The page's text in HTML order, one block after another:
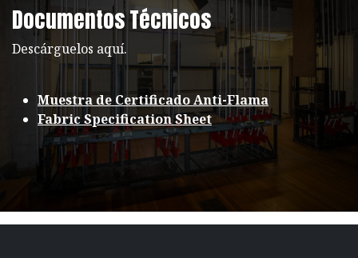
Documentos Técnicos
Descárguelos aquí.
Muestra de Certificado Anti-Flama
Fabric Specification Sheet